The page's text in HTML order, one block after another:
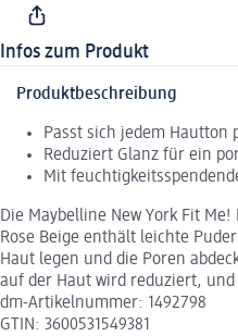
Infos zum Produkt
Produktbeschreibung
Passt sich jedem Hautton
Reduziert Glanz für ein
Mit
Die Maybelline New York Fit
Rose Beige enthält leichte
Haut legen und die Poren
auf der Haut wird reduziert,
dm-Artikelnummer: 1492798
GTIN: 3600531549381